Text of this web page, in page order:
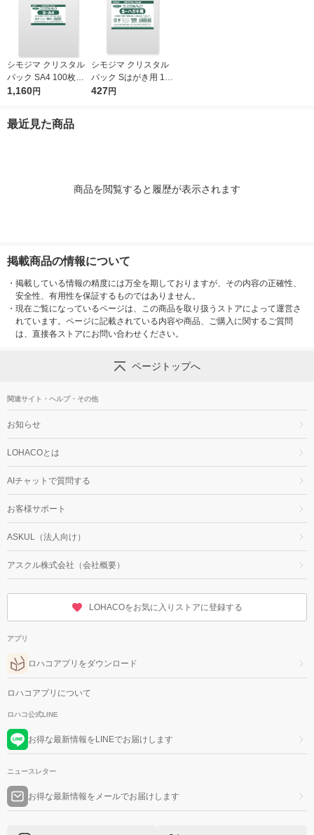
シモジマ クリスタル
パック SA4 100枚入 6
739200 1袋(100枚入)
1,160円
シモジマ クリスタル
パック Sはがき用 100
枚入 6751700 1袋(10
427円
最近見た商品
商品を閲覧すると履歴が表示されます
掲載商品の情報について
・ 掲載している情報の精度には万全を期しておりますが、その内容の正確性、
安全性、有用性を保証するものではありません。
・ 現在ご覧になっているページは、この商品を取り扱うストアによって運営さ
れています。ページに記載されている内容や商品、ご購入に関するご質問
は、直接各ストアにお問い合わせください。
ページトップへ
関連サイト・ヘルプ・その他
お知らせ
LOHACOとは
AIチャットで質問する
お客様サポート
ASKUL（法人向け）
アスクル株式会社（会社概要）
LOHACOをお気に入りストアに登録する
アプリ
ロハコアプリをダウンロード
ロハコアプリについて
ロハコ公式LINE
お得な最新情報をLINEでお届けします
ニュースレター
お得な最新情報をメールでお届けします